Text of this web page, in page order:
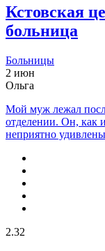
Кстовская
больница
Больницы
2 июн
Ольга
Мой муж лежал
отделении. Он, как
неприятно
2.32